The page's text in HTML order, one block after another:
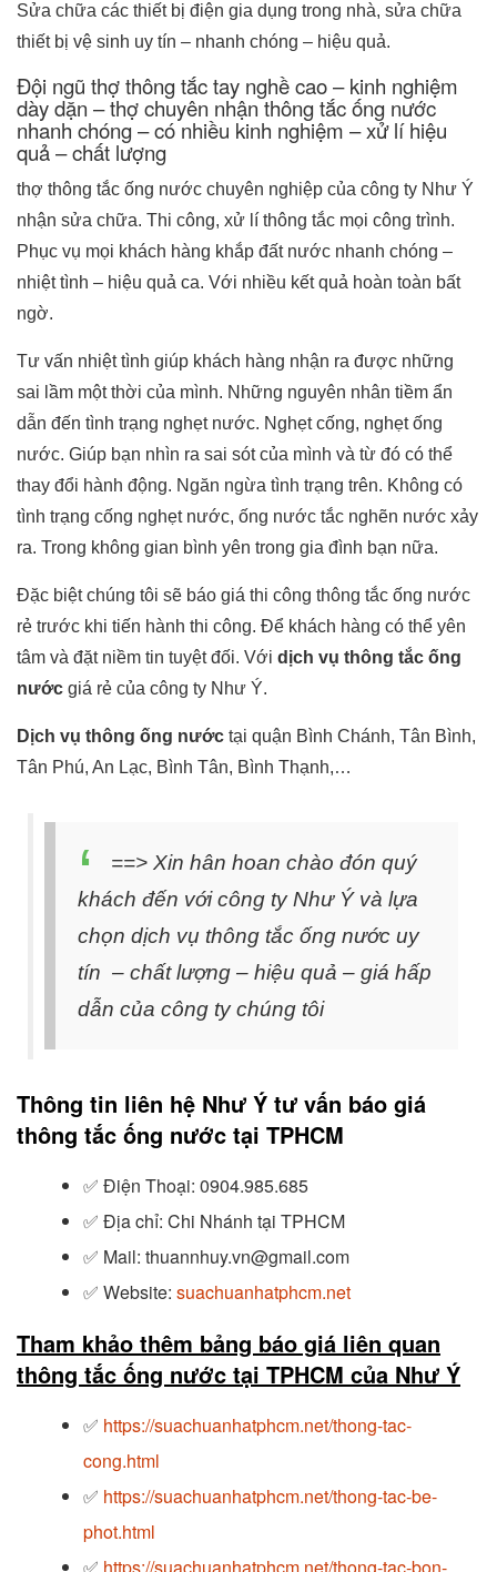
Sửa chữa các thiết bị điện gia dụng trong nhà, sửa chữa
thiết bị vệ sinh uy tín – nhanh chóng – hiệu quả.
Đội ngũ thợ thông tắc tay nghề cao – kinh nghiệm
dày dặn – thợ chuyên nhận thông tắc ống nước
nhanh chóng – có nhiều kinh nghiệm – xử lí hiệu
quả – chất lượng
thợ thông tắc ống nước chuyên nghiệp của công ty Như Ý
nhận sửa chữa. Thi công, xử lí thông tắc mọi công trình.
Phục vụ mọi khách hàng khắp đất nước nhanh chóng –
nhiệt tình – hiệu quả ca. Với nhiều kết quả hoàn toàn bất
ngờ.
Tư vấn nhiệt tình giúp khách hàng nhận ra được những
sai lầm một thời của mình. Những nguyên nhân tiềm ẩn
dẫn đến tình trạng nghẹt nước. Nghẹt cống, nghẹt ống
nước. Giúp bạn nhìn ra sai sót của mình và từ đó có thể
thay đổi hành động. Ngăn ngừa tình trạng trên. Không có
tình trạng cống nghẹt nước, ống nước tắc nghẽn nước xảy
ra. Trong không gian bình yên trong gia đình bạn nữa.
Đặc biệt chúng tôi sẽ báo giá thi công thông tắc ống nước
rẻ trước khi tiến hành thi công. Để khách hàng có thể yên
tâm và đặt niềm tin tuyệt đối. Với dịch vụ thông tắc ống
nước giá rẻ của công ty Như Ý.
Dịch vụ thông ống nước tại quận Bình Chánh, Tân Bình,
Tân Phú, An Lạc, Bình Tân, Bình Thạnh,…
==> Xin hân hoan chào đón quý
khách đến với công ty Như Ý và lựa
chọn dịch vụ thông tắc ống nước uy
tín – chất lượng – hiệu quả – giá hấp
dẫn của công ty chúng tôi
Thông tin liên hệ Như Ý tư vấn báo giá
thông tắc ống nước tại TPHCM
✅ Điện Thoại: 0904.985.685
✅ Địa chỉ: Chi Nhánh tại TPHCM
✅ Mail: thuannhuy.vn@gmail.com
✅ Website: suachuanhatphcm.net
Tham khảo thêm bảng báo giá liên quan
thông tắc ống nước tại TPHCM của Như Ý
✅ https://suachuanhatphcm.net/thong-tac-
cong.html
✅ https://suachuanhatphcm.net/thong-tac-be-
phot.html